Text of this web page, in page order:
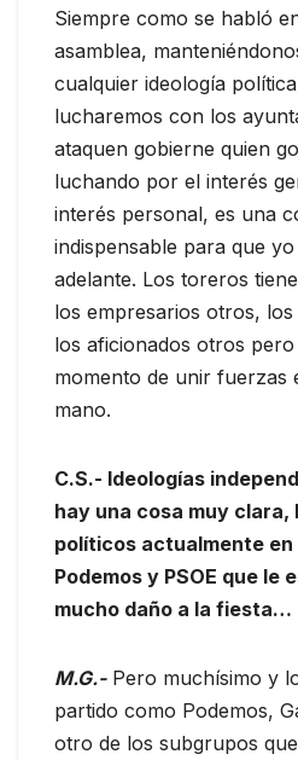
Siempre como se habló
asamblea,
cualquier ideología
lucharemos con los
ataquen gobierne quien
luchando por el interés
interés personal, es una
indispensable para que
adelante. Los toreros
los empresarios otros,
los aficionados otros
momento de unir fuerzas
mano.
C.S.- Ideologías
hay una cosa muy
políticos actualmente en
Podemos y PSOE que le
mucho daño a la fiesta…
M.G.-Pero muchísimo y
partido como Podemos,
otro de los subgrupos